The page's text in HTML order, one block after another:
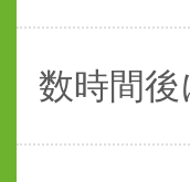
数時間